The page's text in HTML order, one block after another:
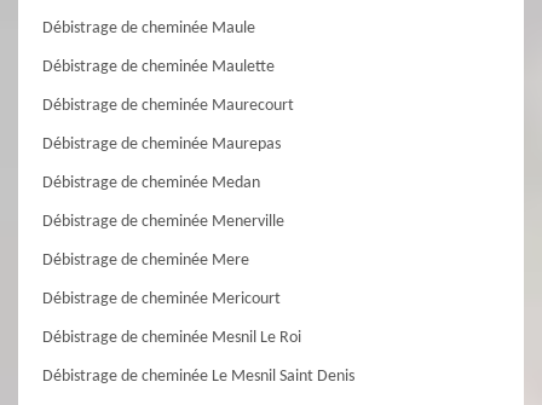
Débistrage de cheminée Maule
Débistrage de cheminée Maulette
Débistrage de cheminée Maurecourt
Débistrage de cheminée Maurepas
Débistrage de cheminée Medan
Débistrage de cheminée Menerville
Débistrage de cheminée Mere
Débistrage de cheminée Mericourt
Débistrage de cheminée Mesnil Le Roi
Débistrage de cheminée Le Mesnil Saint Denis